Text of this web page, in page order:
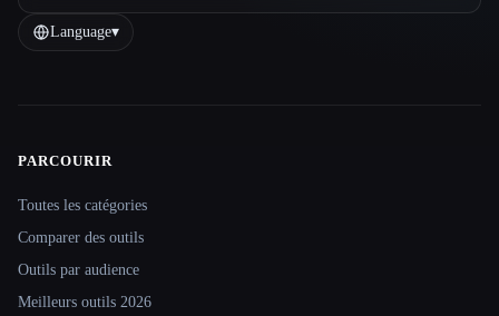
Language▾
Site navigation
PARCOURIR
Toutes les catégories
Comparer des outils
Outils par audience
Meilleurs outils 2026